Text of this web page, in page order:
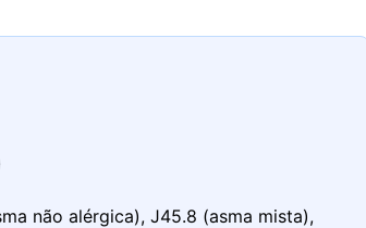
não alérgica), J45.8 (asma mista),